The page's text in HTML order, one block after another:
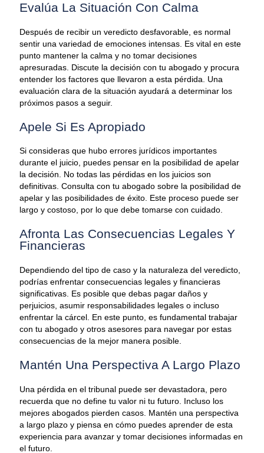
Evalúa La Situación Con Calma
Después de recibir un veredicto desfavorable, es normal
sentir una variedad de emociones intensas. Es vital en este
punto mantener la calma y no tomar decisiones
apresuradas. Discute la decisión con tu abogado y procura
entender los factores que llevaron a esta pérdida. Una
evaluación clara de la situación ayudará a determinar los
próximos pasos a seguir.
Apele Si Es Apropiado
Si consideras que hubo errores jurídicos importantes
durante el juicio, puedes pensar en la posibilidad de apelar
la decisión. No todas las pérdidas en los juicios son
definitivas. Consulta con tu abogado sobre la posibilidad de
apelar y las posibilidades de éxito. Este proceso puede ser
largo y costoso, por lo que debe tomarse con cuidado.
Afronta Las Consecuencias Legales Y
Financieras
Dependiendo del tipo de caso y la naturaleza del veredicto,
podrías enfrentar consecuencias legales y financieras
significativas. Es posible que debas pagar daños y
perjuicios, asumir responsabilidades legales o incluso
enfrentar la cárcel. En este punto, es fundamental trabajar
con tu abogado y otros asesores para navegar por estas
consecuencias de la mejor manera posible.
Mantén Una Perspectiva A Largo Plazo
Una pérdida en el tribunal puede ser devastadora, pero
recuerda que no define tu valor ni tu futuro. Incluso los
mejores abogados pierden casos. Mantén una perspectiva
a largo plazo y piensa en cómo puedes aprender de esta
experiencia para avanzar y tomar decisiones informadas en
el futuro.